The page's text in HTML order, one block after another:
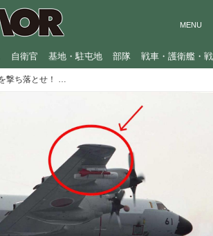
自衛官 基地・駐屯地 部隊 戦車・護衛艦・